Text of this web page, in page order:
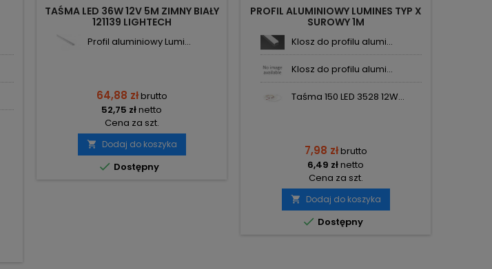
TAŚMA LED 36W 12V 5M ZIMNY BIAŁY
121139 LIGHTECH
Profil aluminiowy Lumi...
64,88 złbrutto
52,75 złnetto
Cena za szt.
 Dodaj do koszyka
 Dostępny
PROFIL ALUMINIOWY LUMINES TYP X
SUROWY 1M
Klosz do profilu alumi...
Klosz do profilu alumi...
Taśma 150 LED 3528 12W...
7,98 złbrutto
6,49 złnetto
Cena za szt.
 Dodaj do koszyka
 Dostępny